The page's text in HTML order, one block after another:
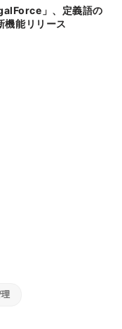
」、定義語の
機能リリース